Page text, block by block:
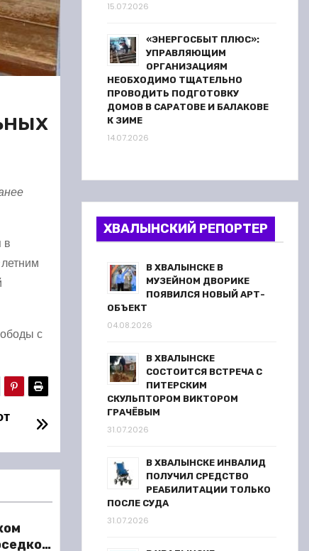
в
с
15.07.2026
«ЭНЕРГОСБЫТ ПЛЮС»:
УПРАВЛЯЮЩИМ
ОРГАНИЗАЦИЯМ
НЕОБХОДИМО ТЩАТЕЛЬНО
ПРОВОДИТЬ ПОДГОТОВКУ
ДОМОВ В САРАТОВЕ И БАЛАКОВЕ
К ЗИМЕ
14.07.2026
ХВАЛЫНСКИЙ РЕПОРТЕР
В ХВАЛЫНСКЕ В
МУЗЕЙНОМ ДВОРИКЕ
ПОЯВИЛСЯ НОВЫЙ АРТ-
ОБЪЕКТ
04.08.2026
В ХВАЛЫНСКЕ
СОСТОИТСЯ ВСТРЕЧА С
ПИТЕРСКИМ
СКУЛЬПТОРОМ ВИКТОРОМ
ГРАЧЁВЫМ
31.07.2026
В ХВАЛЫНСКЕ ИНВАЛИД
ПОЛУЧИЛ СРЕДСТВО
РЕАБИЛИТАЦИИ ТОЛЬКО
ПОСЛЕ СУДА
31.07.2026